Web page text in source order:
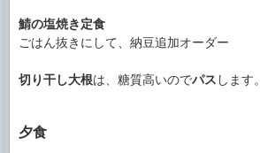
鯖の塩焼き定食
ごはん抜きにして、納豆追加オーダー
切り干し大根は、糖質高いのでパス します。
夕食